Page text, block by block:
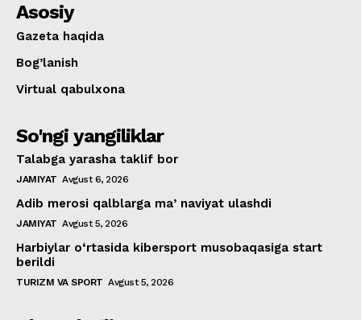
Asosiy
Gazeta haqida
Bog’lanish
Virtual qabulxona
So'ngi yangiliklar
Talabga yarasha taklif bor
JAMIYAT Avgust 6, 2026
Adib merosi qalblarga maʼnaviyat ulashdi
JAMIYAT Avgust 5, 2026
Harbiylar o‘rtasida kibersport musobaqasiga start
berildi
TURIZM VA SPORT Avgust 5, 2026